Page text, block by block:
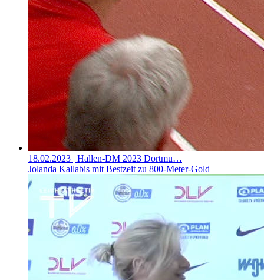
18.02.2023 | Hallen-DM 2023 Dortmu…
Jolanda Kallabis mit Bestzeit zu 800-Meter-Gold